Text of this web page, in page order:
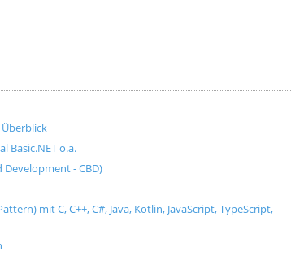
Basic.NET o.ä.
- CBD)
mit C, C++, C#, Java, Kotlin, JavaScript, TypeScript,